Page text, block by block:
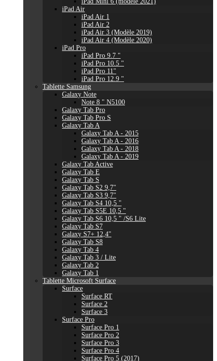
iPad Air
iPad Air 1
iPad Air 2
iPad Air 3 (Modèle 2019)
iPad Air 4 (Modèle 2020)
iPad Pro
iPad Pro 9.7 "
iPad Pro 10.5 "
iPad Pro 11"
iPad Pro 12.9 "
Tablette Samsung
Galaxy Note
Note 8 " N5100
Galaxy Tab Pro
Galaxy Tab Pro S
Galaxy Tab A
Galaxy Tab A - 2015
Galaxy Tab A - 2016
Galaxy Tab A - 2018
Galaxy Tab A - 2019
Galaxy Tab Active
Galaxy Tab E
Galaxy Tab S
Galaxy Tab S2 9,7"
Galaxy Tab S3 9,7"
Galaxy Tab S4 10,5 "
Galaxy Tab S5E 10,5 "
Galaxy Tab S6 10,5 " /S6 Lite
Galaxy Tab S7
Galaxy S7+ 12,4"
Galaxy Tab S8
Galaxy Tab 4
Galaxy Tab 3 / Lite
Galaxy Tab 2
Galaxy Tab 1
Tablette Microsoft Surface
Surface
Surface RT
Surface 2
Surface 3
Surface Pro
Surface Pro 1
Surface Pro 2
Surface Pro 3
Surface Pro 4
Surface Pro 5 (2017)